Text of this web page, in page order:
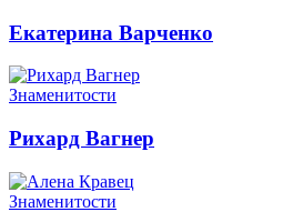
Екатерина Варченко
Знаменитости
Рихард Вагнер
Знаменитости